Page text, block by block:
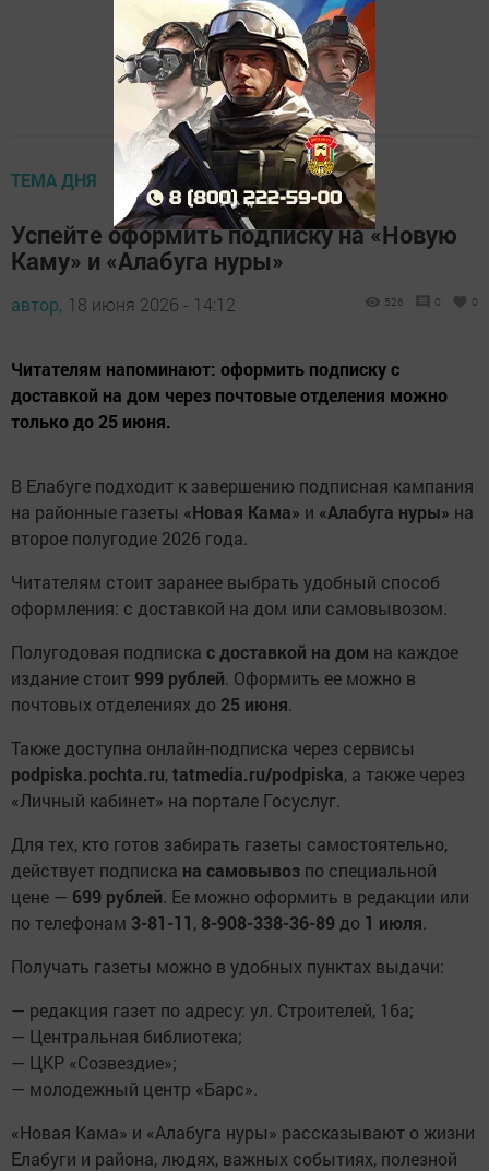
ТЕМА ДНЯ
Успейте оформить подписку на «Новую
Каму» и «Алабуга нуры»
автор, 18 июня 2026 - 14:12 526 0 0
Читателям напоминают: оформить подписку с
доставкой на дом через почтовые отделения можно
только до 25 июня.
В Елабуге подходит к завершению подписная кампания
на районные газеты «Новая Кама» и «Алабуга нуры» на
второе полугодие 2026 года.
Читателям стоит заранее выбрать удобный способ
оформления: с доставкой на дом или самовывозом.
Полугодовая подписка с доставкой на дом на каждое
издание стоит 999 рублей. Оформить ее можно в
почтовых отделениях до 25 июня.
Также доступна онлайн-подписка через сервисы
podpiska.pochta.ru,tatmedia.ru/podpiska, а также через
«Личный кабинет» на портале Госуслуг.
Для тех, кто готов забирать газеты самостоятельно,
действует подписка на самовывоз по специальной
цене — 699 рублей. Ее можно оформить в редакции или
по телефонам 3-81-11, 8-908-338-36-89 до 1 июля.
Получать газеты можно в удобных пунктах выдачи:
— редакция газет по адресу: ул. Строителей, 16а;
— Центральная библиотека;
— ЦКР «Созвездие»;
— молодежный центр «Барс».
«Новая Кама» и «Алабуга нуры» рассказывают о жизни
Елабуги и района, людях, важных событиях, полезной